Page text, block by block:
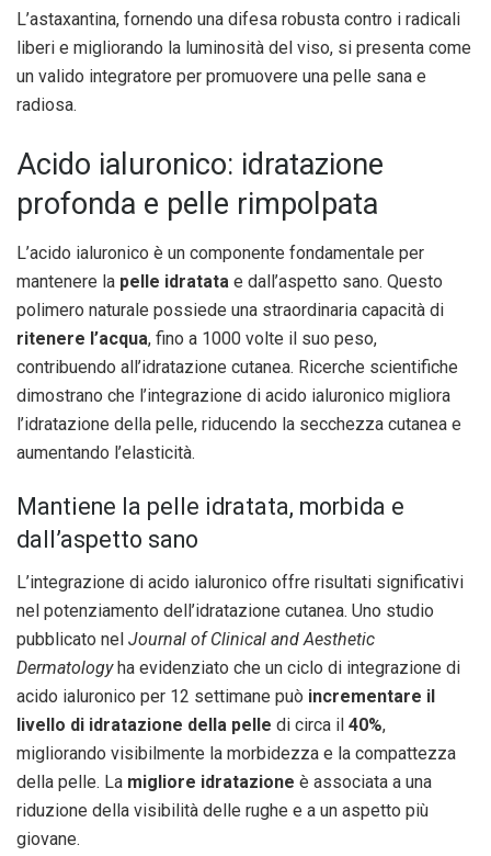
L’astaxantina, fornendo una difesa robusta contro i radicali
liberi e migliorando la luminosità del viso, si presenta come
un valido integratore per promuovere una pelle sana e
radiosa.
Acido ialuronico: idratazione
profonda e pelle rimpolpata
L’acido ialuronico è un componente fondamentale per
mantenere la pelle idratata e dall’aspetto sano. Questo
polimero naturale possiede una straordinaria capacità di
ritenere l’acqua, fino a 1000 volte il suo peso,
contribuendo all’idratazione cutanea. Ricerche scientifiche
dimostrano che l’integrazione di acido ialuronico migliora
l’idratazione della pelle, riducendo la secchezza cutanea e
aumentando l’elasticità.
Mantiene la pelle idratata, morbida e
dall’aspetto sano
L’integrazione di acido ialuronico offre risultati significativi
nel potenziamento dell’idratazione cutanea. Uno studio
pubblicato nel Journal of Clinical and Aesthetic
Dermatologyha evidenziato che un ciclo di integrazione di
acido ialuronico per 12 settimane può incrementare il
livello di idratazione della pelle di circa il 40%,
migliorando visibilmente la morbidezza e la compattezza
della pelle. La migliore idratazione è associata a una
riduzione della visibilità delle rughe e a un aspetto più
giovane.